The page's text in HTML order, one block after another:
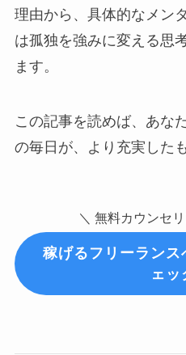
理由から、具体的なメン
は孤独を強みに変える思
ます。
この記事を読めば、あな
の毎日が、より充実した
＼ 無料カウンセ
稼げるフリーラン
ェッ